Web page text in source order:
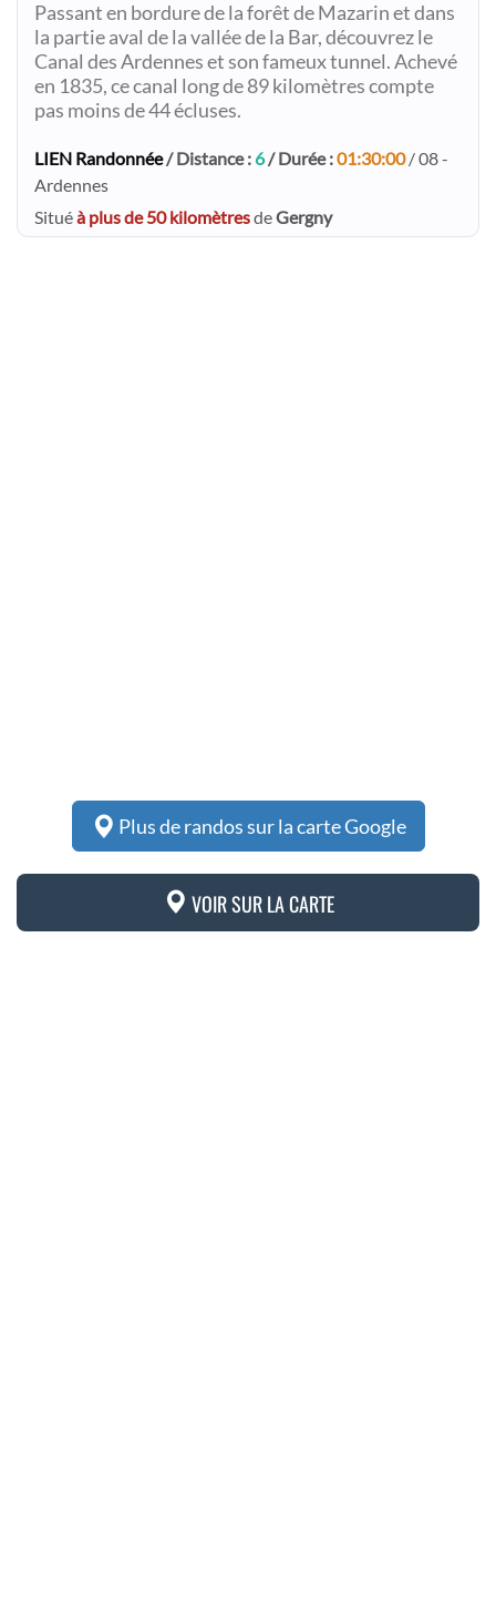
Passant en bordure de la forêt de Mazarin et dans
la partie aval de la vallée de la Bar, découvrez le
Canal des Ardennes et son fameux tunnel. Achevé
en 1835, ce canal long de 89 kilomètres compte
pas moins de 44 écluses.
LIEN Randonnée/ Distance : 6/ Durée :01:30:00/ 08 -
Ardennes
Situéà plus de 50 kilomètresdeGergny
Plus de randos sur la carte Google
VOIR SUR LA CARTE